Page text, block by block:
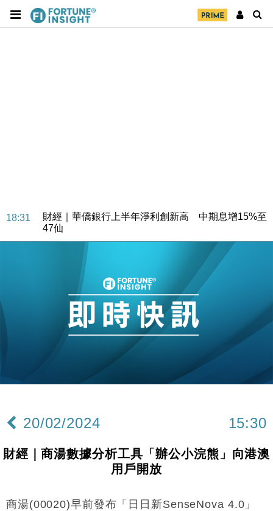
18:31
財經｜華僑銀行上半年淨利創新高 中期息增15%至
47仙
財經｜滙豐上調香港今年GDP預測至4.5% 看好貿易
及消費表現
本地｜假冒內地執法人員要求交「保證金」 43歲女子
損失近6900萬元
財經｜日經失守6.5萬點後回穩 全周仍升近2%
15:47
財經｜恒隆10月換帥 玩具「反」斗城亞洲CEO蔡德
財經｜韓股反覆波動收跌 連挫7周創逾3年最長跌勢
12:44
財經｜日本春季三度入市撐日圓 4月單日斥6.28萬億
11:12
國際｜特朗普料美伊戰事快結束 承認部分彈藥庫存緊
司
20/02/2024 15:30
財經｜商湯數據分析工具「辦公小浣熊」向港澳
用戶開放
商湯(00020)早前發布「日日新SenseNova 4.0」